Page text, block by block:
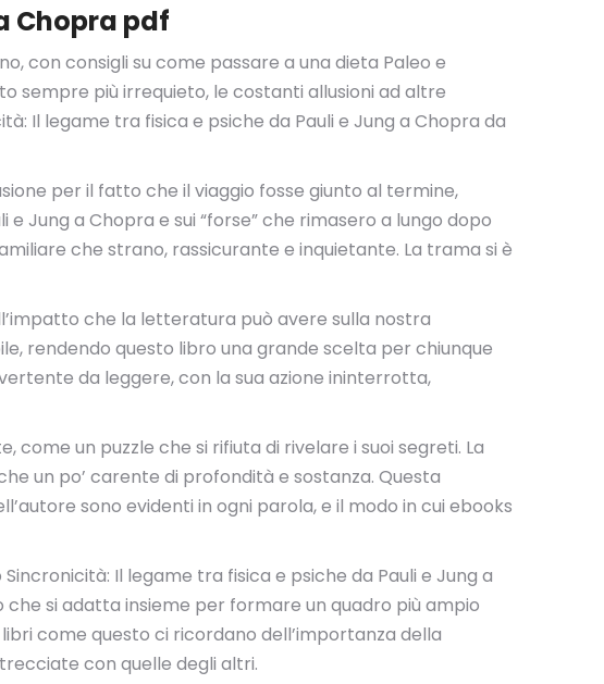
Chopra pdf
con consigli su come passare a una dieta Paleo e
sempre più irrequieto, le costanti allusioni ad altre
Il legame tra fisica e psiche da Pauli e Jung a Chopra da
per il fatto che il viaggio fosse giunto al termine,
Jung a Chopra e sui “forse” che rimasero a lungo dopo
che strano, rassicurante e inquietante. La trama si è
che la letteratura può avere sulla nostra
rendendo questo libro una grande scelta per chiunque
da leggere, con la sua azione ininterrotta,
un puzzle che si rifiuta di rivelare i suoi segreti. La
un po’ carente di profondità e sostanza. Questa
sono evidenti in ogni parola, e il modo in cui ebooks
Il legame tra fisica e psiche da Pauli e Jung a
si adatta insieme per formare un quadro più ampio
come questo ci ricordano dell’importanza della
con quelle degli altri.